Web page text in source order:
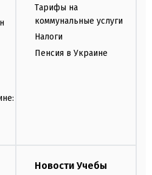
Тарифы на
коммунальные услуги
Налоги
Пенсия в Украине
Новости Учебы